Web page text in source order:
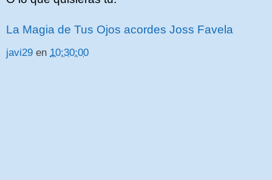
La Magia de Tus Ojos acordes Joss Favela
javi29 en 10:30:00